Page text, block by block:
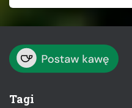
Tagi